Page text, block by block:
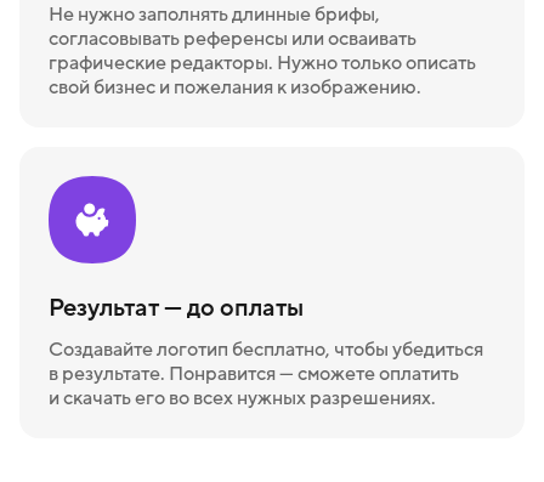
Не нужно заполнять длинные брифы,
согласовывать референсы или осваивать
графические редакторы. Нужно только описать
свой бизнес и пожелания к изображению.
Результат — до оплаты
Создавайте логотип бесплатно, чтобы убедиться
в результате. Понравится — сможете оплатить
и скачать его во всех нужных разрешениях.